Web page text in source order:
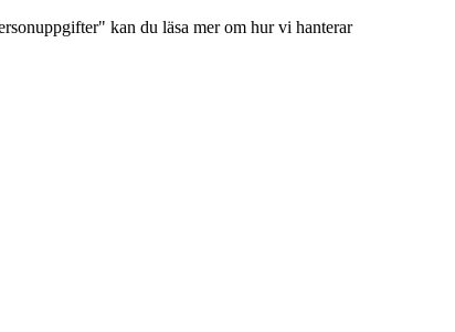
kan du läsa mer om hur vi hanterar